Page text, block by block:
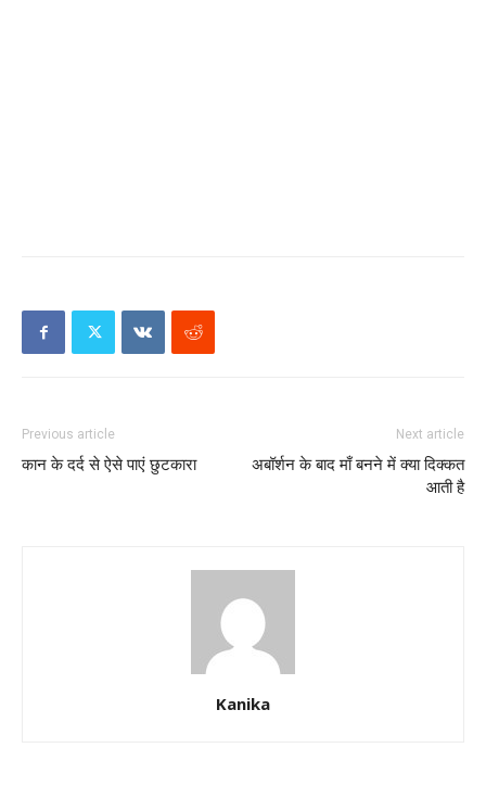
Previous article
कान के दर्द से ऐसे पाएं छुटकारा
Next article
अबॉर्शन के बाद माँ बनने में क्या दिक्कत
आती है
Kanika